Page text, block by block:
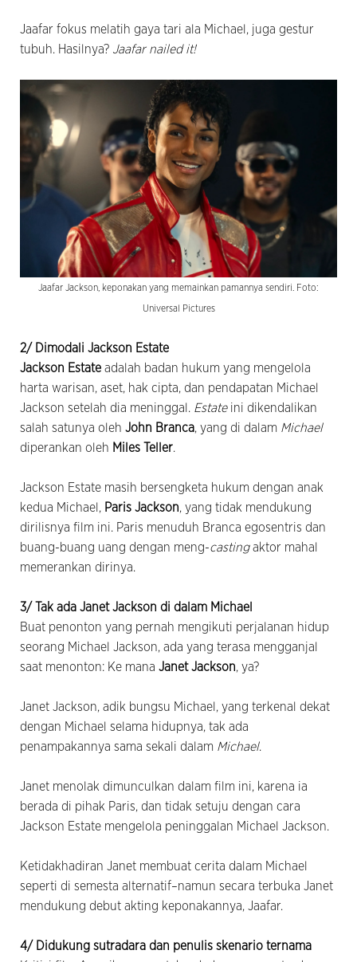
Jaafar fokus melatih gaya tari ala Michael, juga gestur
tubuh. Hasilnya? Jaafar nailed it!
Jaafar Jackson, keponakan yang memainkan pamannya sendiri. Foto:
Universal Pictures
2/ Dimodali Jackson Estate
Jackson Estate adalah badan hukum yang mengelola
harta warisan, aset, hak cipta, dan pendapatan Michael
Jackson setelah dia meninggal. Estate ini dikendalikan
salah satunya oleh John Branca, yang di dalam Michael
diperankan oleh Miles Teller.
Jackson Estate masih bersengketa hukum dengan anak
kedua Michael, Paris Jackson, yang tidak mendukung
dirilisnya film ini. Paris menuduh Branca egosentris dan
buang-buang uang dengan meng-castingaktor mahal
memerankan dirinya.
3/ Tak ada Janet Jackson di dalam Michael
Buat penonton yang pernah mengikuti perjalanan hidup
seorang Michael Jackson, ada yang terasa mengganjal
saat menonton: Ke mana Janet Jackson, ya?
Janet Jackson, adik bungsu Michael, yang terkenal dekat
dengan Michael selama hidupnya, tak ada
penampakannya sama sekali dalam Michael.
Janet menolak dimunculkan dalam film ini, karena ia
berada di pihak Paris, dan tidak setuju dengan cara
Jackson Estate mengelola peninggalan Michael Jackson.
Ketidakhadiran Janet membuat cerita dalam Michael
seperti di semesta alternatif–namun secara terbuka Janet
mendukung debut akting keponakannya, Jaafar.
4/ Didukung sutradara dan penulis skenario ternama